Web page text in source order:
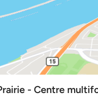
- Centre